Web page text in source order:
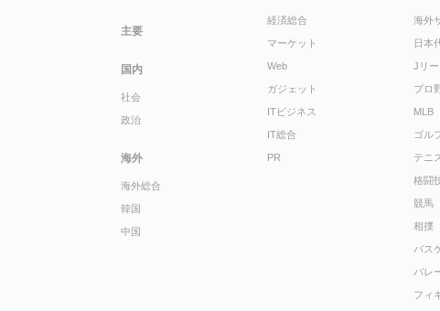
主要
国内
社会
政治
海外
海外総合
韓国
中国
経済総合
マーケット
Web
ガジェット
ITビジネス
IT総合
PR
海外
日本
Jリ
プロ
MLB
ゴル
テニ
格闘
競馬
相撲
バス
バレ
フィ